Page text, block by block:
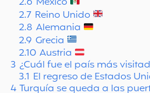
2.7 Reino Unido
2.8 Alemania
2.9 Grecia
2.10 Austria
3 ¿Cuál fue el país más
3.1 El regreso de Estados
4 Turquía se queda a las